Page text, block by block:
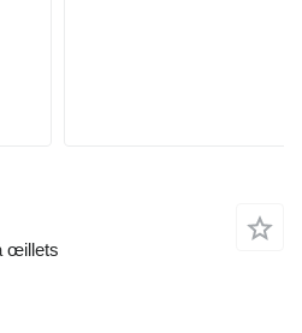
œillets